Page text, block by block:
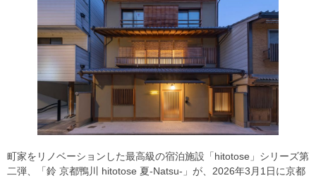
町家をリノベーションした最高級の宿泊施設「hitotose」シリーズ第
二弾、「鈴 京都鴨川 hitotose 夏-Natsu-」が、2026年3月1日に京都